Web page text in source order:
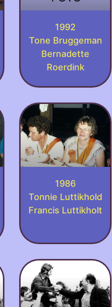
1992
Tone Bruggeman
Bernadette
Roerdink
1986
Tonnie Luttikhold
Francis Luttikholt